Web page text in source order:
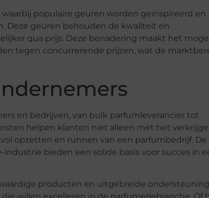
populaire geuren worden geïnspireerd en
Deze geuren behouden de kwaliteit en
qua prijs. Deze benadering maakt het
tegen concurrerende prijzen, wat de
en bedrijven, van bulk parfumleverancier tot
helpen klanten niet alleen met het
opzetten en runnen van een parfumbedrijf. De
bieden een solide basis voor succes in
producten en uitgebreide ondersteuning